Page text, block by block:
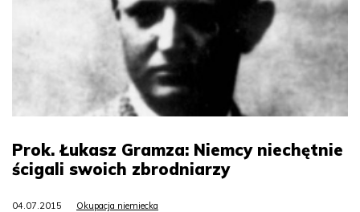
Prok. Łukasz Gramza: Niemcy niechętnie
ścigali swoich zbrodniarzy
04.07.2015 Okupacja niemiecka